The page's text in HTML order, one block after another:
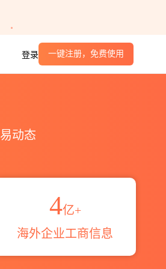
登录 一键注册，免费使用
动态
4亿+
海外企业工商信息